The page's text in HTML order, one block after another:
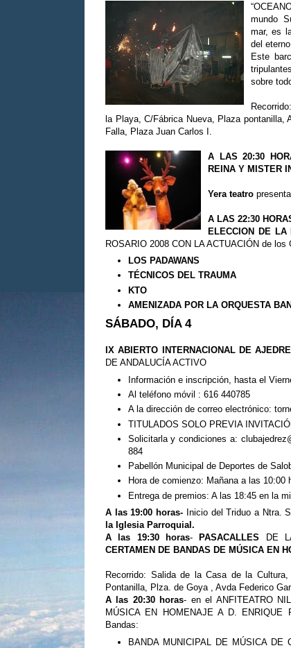
mundo
mar, es
del
Este
sobre
la Playa, C/Fábrica Nueva, Plaza pontanilla,
Falla, Plaza Juan Carlos I.
A LAS 20:30
REINA Y MISTER
Yera teatro presenta
A LAS 22:30
ELECCION DE LA
ROSARIO 2008 CON LA ACTUACIÓN de
LOS PADAWANS
TÉCNICOS DEL TRAUMA
KTO
AMENIZADA POR LA ORQUESTA
SÁBADO, DÍA 4
IX ABIERTO INTERNACIONAL DE
DE ANDALUCÍA ACTIVO
Información e inscripción, hasta el
Al teléfono móvil : 616 440785
A la dirección de correo electrónico:
TITULADOS SOLO PREVIA
Solicitarla y condiciones a:
884
Pabellón Municipal de Deportes de
Hora de comienzo: Mañana a las 10:00
Entrega de premios: A las 18:45 en la
A las 19:00 horas- Inicio del Triduo a Ntra.
la Iglesia Parroquial.
A las 19:30 horas- PASACALLES DE
CERTAMEN DE BANDAS DE MÚSICA EN
Recorrido: Salida de la Casa de la
Pontanilla, Plza. de Goya , Avda Federico
A las 20:30 horas- en el ANFITEATRO
MÚSICA EN HOMENAJE A D.
Bandas:
BANDA MUNICIPAL DE MÚSICA DE